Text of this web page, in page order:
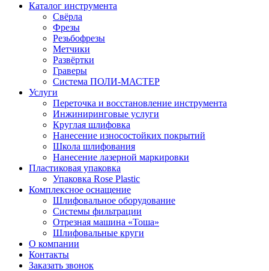
Каталог инструмента
Свёрла
Фрезы
Резьбофрезы
Метчики
Развёртки
Граверы
Система ПОЛИ-МАСТЕР
Услуги
Переточка и восстановление инструмента
Инжиниринговые услуги
Круглая шлифовка
Нанесение износостойких покрытий
Школа шлифования
Нанесение лазерной маркировки
Пластиковая упаковка
Упаковка Rose Plastic
Комплексное оснащение
Шлифовальное оборудование
Системы фильтрации
Отрезная машина «Тоша»
Шлифовальные круги
О компании
Контакты
Заказать звонок